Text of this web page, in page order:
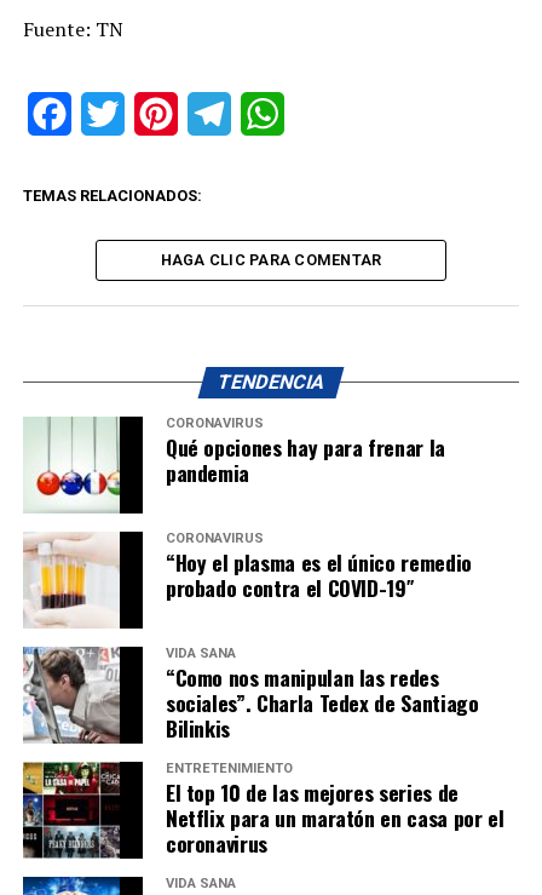
Fuente: TN
FacebookTwitter PinterestTelegram
TEMAS RELACIONADOS:
HAGA CLIC PARA COMENTAR
TENDENCIA
CORONAVIRUS
Qué opciones hay para frenar la
pandemia
CORONAVIRUS
“Hoy el plasma es el único remedio
probado contra el COVID-19″
VIDA SANA
“Como nos manipulan las redes
sociales”. Charla Tedex de Santiago
Bilinkis
ENTRETENIMIENTO
El top 10 de las mejores series de
Netflix para un maratón en casa por el
coronavirus
VIDA SANA